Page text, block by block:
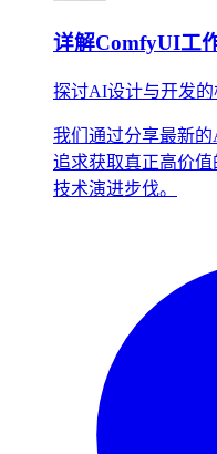
详解ComfyUI工
探讨AI设计与开发
我们通过分享最新的
追求获取真正高价
技术演进步伐。